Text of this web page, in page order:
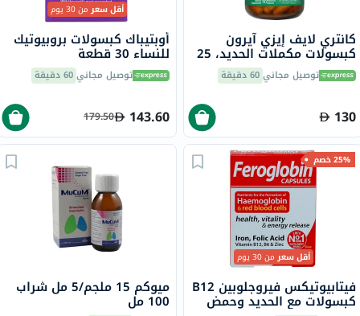
كانتري لايف إيزي آيرون
كبسولات مكملات الحديد، 25
ملجم، لعلاج نقص الحديد،
حزمة من 90توصيل مجاني60 دقيقة
130
أقل سعرمن 30 يوم
أوبتيباك كبسولات بروبيوتيك
للنساء 30 قطعة
توصيل مجاني60 دقيقة
143.60
179.50
25% خصم
أقل سعرمن 30 يوم
فيتابيوتيكس فيروجلوبين B12
كبسولات مع الحديد وحمض
ميوكم 15 ملجم/5 مل شراب
100 مل